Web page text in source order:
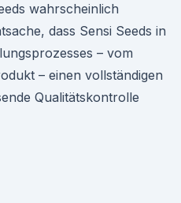
wahrscheinlich
dass Sensi Seeds in
– vom
– einen vollständigen
Qualitätskontrolle